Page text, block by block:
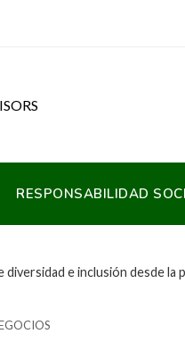
RESPONSABILIDAD
diversidad e inclusión desde la